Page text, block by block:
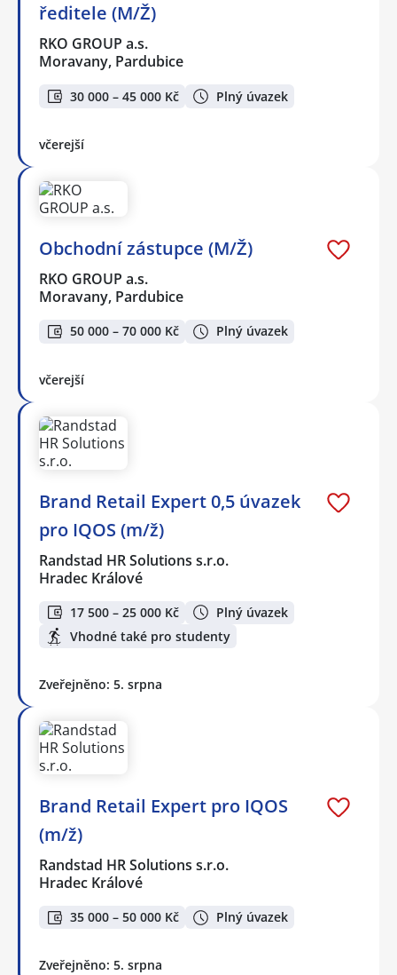
ředitele (M/Ž)
RKO GROUP a.s.
Moravany, Pardubice
30 000 – 45 000 Kč Plný úvazek
včerejší
Obchodní zástupce (M/Ž)
RKO GROUP a.s.
Moravany, Pardubice
50 000 – 70 000 Kč Plný úvazek
včerejší
Brand Retail Expert 0,5 úvazek
pro IQOS (m/ž)
Randstad HR Solutions s.r.o.
Hradec Králové
17 500 – 25 000 Kč
Plný úvazek
Vhodné také pro studenty
Zveřejněno: 5. srpna
Brand Retail Expert pro IQOS
(m/ž)
Randstad HR Solutions s.r.o.
Hradec Králové
35 000 – 50 000 Kč Plný úvazek
Zveřejněno: 5. srpna